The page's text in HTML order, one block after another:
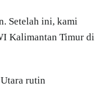
Setelah ini, kami
Kalimantan Timur di
rutin